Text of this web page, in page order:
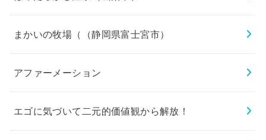
まかいの牧場（（静岡県富士宮市）
アファーメーション
エゴに気づいて二元的価値観から解放！